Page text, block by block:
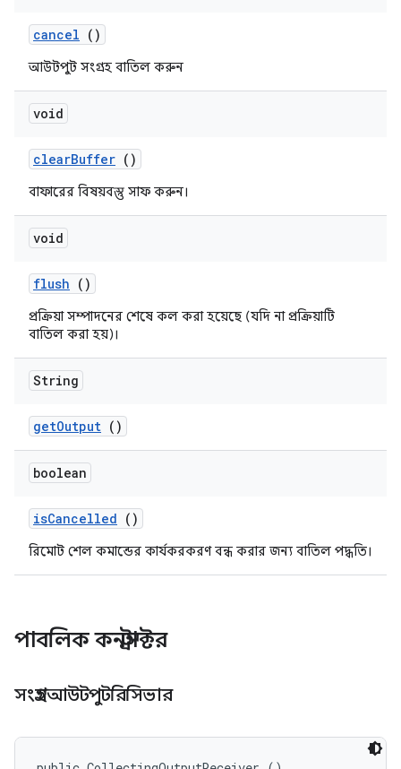
cancel ()
আউটপুট সংগ্রহ বাতিল করুন
void
clearBuffer ()
বাফারের বিষয়বস্তু সাফ করুন।
void
flush ()
প্রক্রিয়া সম্পাদনের শেষে কল করা হয়েছে (যদি না প্রক্রিয়াটি
বাতিল করা হয়)।
String
getOutput ()
boolean
isCancelled ()
রিমোট শেল কমান্ডের কার্যকরকরণ বন্ধ করার জন্য বাতিল পদ্ধতি।
পাবলিক কনস্ট্রাক্টর
সংগ্রহআউটপুটরিসিভার